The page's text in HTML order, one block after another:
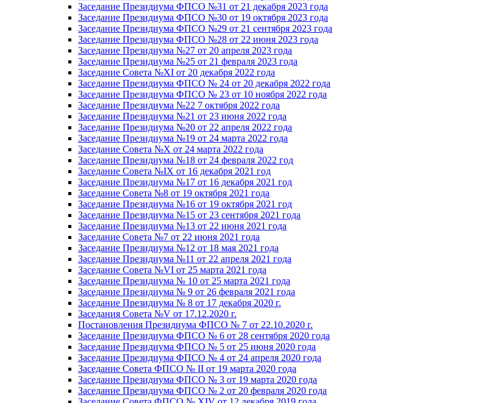
Заседание Президиума ФПСО №31 от 21 декабря 2023 года
Заседание Президиума ФПСО №30 от 19 октября 2023 года
Заседание Президиума ФПСО №29 от 21 сентября 2023 года
Заседание Президиума ФПСО №28 от 22 июня 2023 года
Заседание Президиума №27 от 20 апреля 2023 года
Заседание Президиума №25 от 21 февраля 2023 года
Заседание Совета №XI от 20 декабря 2022 года
Заседание Президиума ФПСО № 24 от 20 декабря 2022 года
Заседание Президиума ФПСО № 23 от 10 ноября 2022 года
Заседание Президиума №22 7 октября 2022 года
Заседание Президиума №21 от 23 июня 2022 года
Заседание Президиума №20 от 22 апреля 2022 года
Заседание Президиума №19 от 24 марта 2022 года
Заседание Совета №X от 24 марта 2022 года
Заседание Президиума №18 от 24 февраля 2022 год
Заседание Совета №IX от 16 декабря 2021 год
Заседание Президиума №17 от 16 декабря 2021 год
Заседание Совета №8 от 19 октября 2021 года
Заседание Президиума №16 от 19 октября 2021 год
Заседание Президиума №15 от 23 сентября 2021 года
Заседание Президиума №13 от 22 июня 2021 года
Заседание Совета №7 от 22 июня 2021 года
Заседание Президиума №12 от 18 мая 2021 года
Заседание Президиума №11 от 22 апреля 2021 года
Заседание Совета №VI от 25 марта 2021 года
Заседание Президиума № 10 от 25 марта 2021 года
Заседание Президиума № 9 от 26 февраля 2021 года
Заседание Президиума № 8 от 17 декабря 2020 г.
Заседания Совета №V от 17.12.2020 г.
Постановления Президиума ФПСО № 7 от 22.10.2020 г.
Заседание Президиума ФПСО № 6 от 28 сентября 2020 года
Заседание Президиума ФПСО № 5 от 25 июня 2020 года
Заседание Президиума ФПСО № 4 от 24 апреля 2020 года
Заседание Совета ФПСО № II от 19 марта 2020 года
Заседание Президиума ФПСО № 3 от 19 марта 2020 года
Заседание Президиума ФПСО № 2 от 20 февраля 2020 года